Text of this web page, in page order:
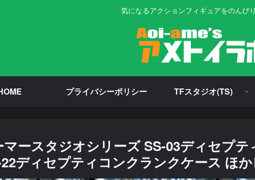
気になるアクションフィギュアをのんび
プライバシーポリシー TFスタジオ(TS)
マースタジオシリーズ SS-03ディセプテ
ディセプティコンクランクケース ほ